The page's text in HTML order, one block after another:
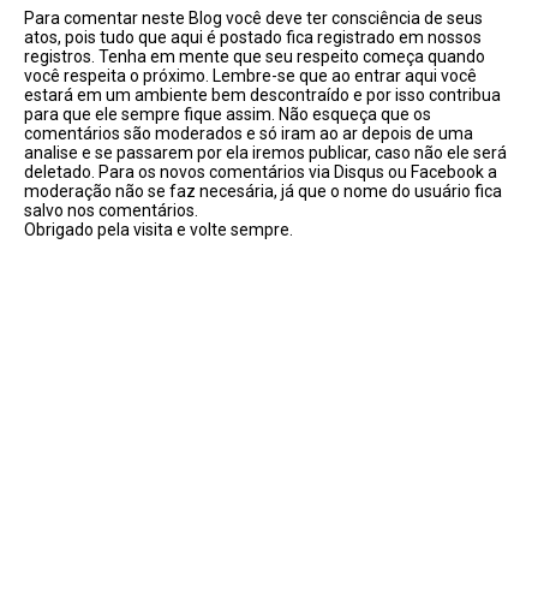
Para comentar neste Blog você deve ter consciência de seus
atos, pois tudo que aqui é postado fica registrado em nossos
registros. Tenha em mente que seu respeito começa quando
você respeita o próximo. Lembre-se que ao entrar aqui você
estará em um ambiente bem descontraído e por isso contribua
para que ele sempre fique assim. Não esqueça que os
comentários são moderados e só iram ao ar depois de uma
analise e se passarem por ela iremos publicar, caso não ele será
deletado. Para os novos comentários via Disqus ou Facebook a
moderação não se faz necesária, já que o nome do usuário fica
salvo nos comentários.
Obrigado pela visita e volte sempre.